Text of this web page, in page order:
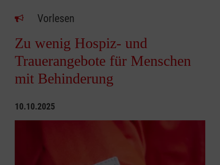
Vorlesen
Zu wenig Hospiz- und
Trauerangebote für Menschen
mit Behinderung
10.10.2025